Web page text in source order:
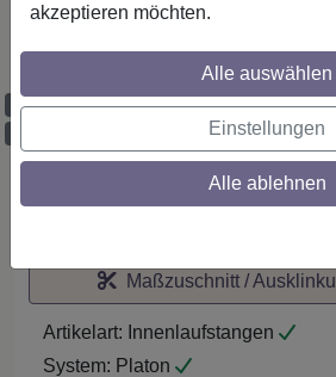
IL-Stilg. 20 mm 2-lfg.
cm Chrom/Schwarz
Maßzuschnitt möglich
Maßzuschnitt /
Artikelart: Innenlaufstangen
System: Platon
akzeptieren möchten.
Alle auswählen
Einstellungen
Alle ablehnen